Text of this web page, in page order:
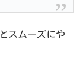
スムーズにや